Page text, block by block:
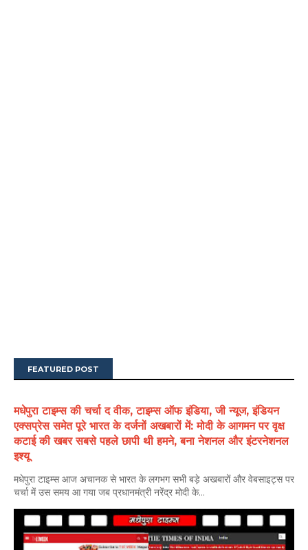
FEATURED POST
मधेपुरा टाइम्स की चर्चा द वीक, टाइम्स ऑफ इंडिया, जी न्यूज, इंडियन
एक्सप्रेस समेत पूरे भारत के दर्जनों अखबारों में: मोदी के आगमन पर वृक्ष
कटाई की खबर सबसे पहले छापी थी हमने, बना नेशनल और इंटरनेशनल
इश्यू
मधेपुरा टाइम्स आज अचानक से भारत के लगभग सभी बड़े अखबारों और वेबसाइट्स पर
चर्चा में उस समय आ गया जब प्रधानमंत्री नरेंद्र मोदी के...